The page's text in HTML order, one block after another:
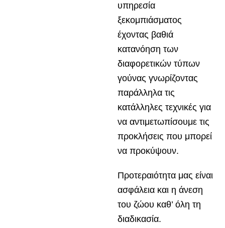
υπηρεσία
ξεκομπιάσματος
έχοντας βαθιά
κατανόηση των
διαφορετικών τύπων
γούνας γνωρίζοντας
παράλληλα τις
κατάλληλες τεχνικές για
να αντιμετωπίσουμε τις
προκλήσεις που μπορεί
να προκύψουν.
Προτεραιότητα μας είναι
ασφάλεια και η άνεση
του ζώου καθ’ όλη τη
διαδικασία.